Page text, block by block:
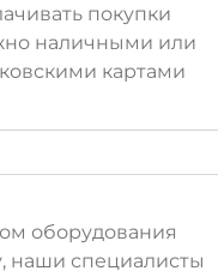
покупки
наличными или
картами
оборудования
наши специалисты